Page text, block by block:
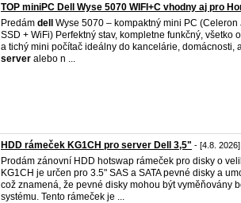
TOP miniPC Dell Wyse 5070 WIFI+C vhodny aj pro
Predám dell
Wyse 5070 – kompaktný mini PC (Celeron
SSD + WiFi) Perfektný stav, kompletne funkčný, všetko
a tichý mini počítač ideálny do kancelárie, domácnosti,
server alebo n ...
HDD rámeček KG1CH pro server Dell 3,5" - [4.8. 2026]
Prodám zánovní HDD hotswap rámeček pro disky o
KG1CH je určen pro 3.5" SAS a SATA pevné disky a
což znamená, že pevné disky mohou být vyměňovány
systému. Tento rámeček je ...